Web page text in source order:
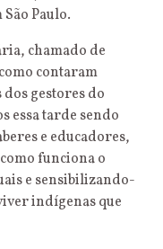
São Paulo.
chamado de
contaram
gestores do
essa tarde sendo
e educadores,
funciona o
e sensibilizando-
indígenas que